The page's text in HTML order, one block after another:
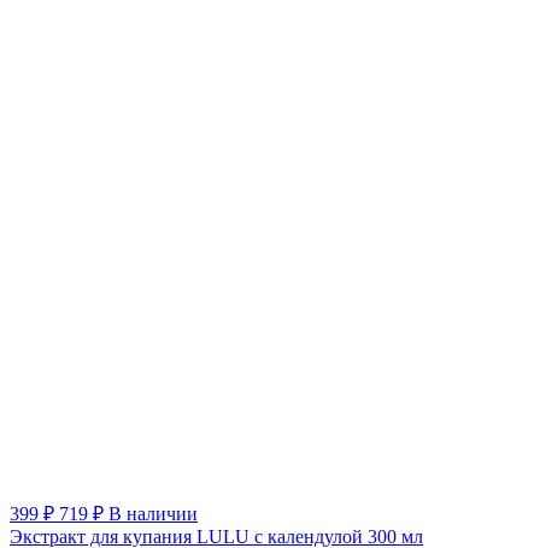
399 ₽ 719 ₽ В наличии
Экстракт для купания LULU с календулой 300 мл